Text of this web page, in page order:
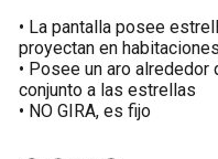
• La pantalla posee
proyectan en
• Posee un aro
conjunto a las estrellas
• NO GIRA, es fijo